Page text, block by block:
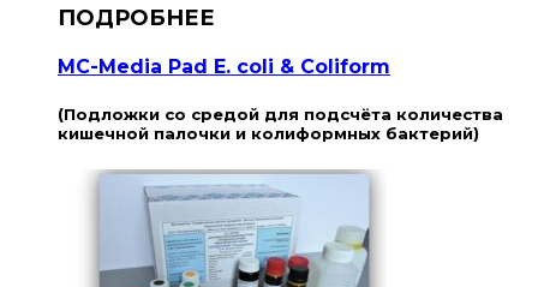
MC-Media Pad E. coli & Coliform
(Подложки со средой для подсчёта количества
кишечной палочки и колиформных бактерий)